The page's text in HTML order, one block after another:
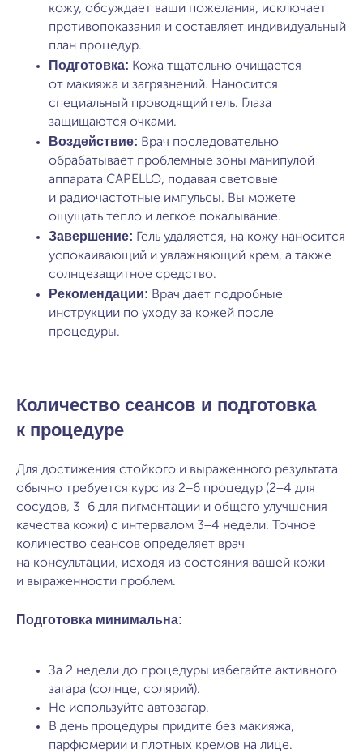
кожу, обсуждает ваши пожелания, исключает
противопоказания и составляет индивидуальный
план процедур.
Подготовка: Кожа тщательно очищается
от макияжа и загрязнений. Наносится
специальный проводящий гель. Глаза
защищаются очками.
Воздействие: Врач последовательно
обрабатывает проблемные зоны манипулой
аппарата CAPELLO, подавая световые
и радиочастотные импульсы. Вы можете
ощущать тепло и легкое покалывание.
Завершение: Гель удаляется, на кожу наносится
успокаивающий и увлажняющий крем, а также
солнцезащитное средство.
Рекомендации: Врач дает подробные
инструкции по уходу за кожей после
процедуры.
Количество сеансов и подготовка
к процедуре
Для достижения стойкого и выраженного результата
обычно требуется курс из 2−6 процедур (2−4 для
сосудов, 3−6 для пигментации и общего улучшения
качества кожи) с интервалом 3−4 недели. Точное
количество сеансов определяет врач
на консультации, исходя из состояния вашей кожи
и выраженности проблем.
Подготовка минимальна:
За 2 недели до процедуры избегайте активного
загара (солнце, солярий).
Не используйте автозагар.
В день процедуры придите без макияжа,
парфюмерии и плотных кремов на лице.